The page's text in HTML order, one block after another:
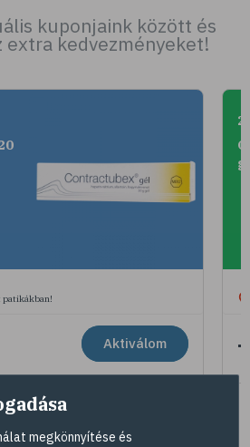
kuponjaink között és
extra kedvezményeket!
patikákban!
Aktiválom
megkönnyítése és